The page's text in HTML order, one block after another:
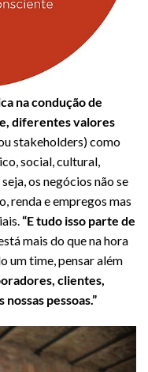
na condução de
diferentes valores
stakeholders) como
social, cultural,
os negócios não se
renda e empregos mas
“E tudo isso parte de
mais do que na hora
um time, pensar além
clientes,
pessoas.”